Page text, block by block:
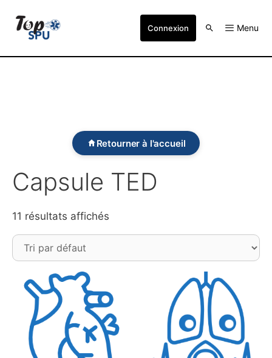
Connexion Menu
Retourner à l'accueil
Capsule TED
11 résultats affichés